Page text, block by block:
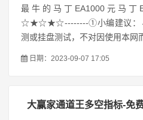
最牛的马丁EA1000元马
☆★☆★☆--------①小编建议：→
测或挂盘测试，不对因使用本网
日期：2023-09-07 17:05
大赢家通道王多空指标-免